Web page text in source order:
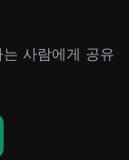
사람에게 공유